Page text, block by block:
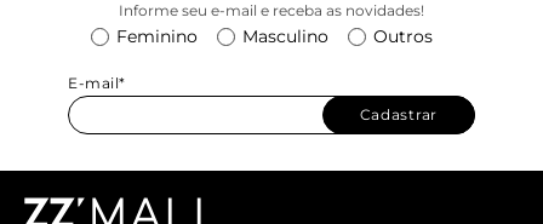
Informe seu e-mail e receba as novidades!
Feminino Masculino Outros
E-mail*
Cadastrar